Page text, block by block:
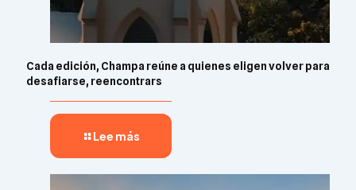
Cada edición, Champa reúne a quienes eligen volver para
desafiarse, reencontrars
Lee más